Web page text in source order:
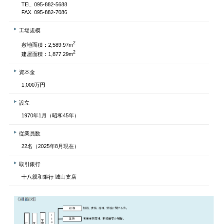
TEL. 095-882-5688
FAX. 095-882-7086
工場規模
敷地面積：2,589.97m2
建屋面積：1,877.29m2
資本金
1,000万円
設立
1970年1月（昭和45年）
従業員数
22名（2025年8月現在）
取引銀行
十八親和銀行 城山支店